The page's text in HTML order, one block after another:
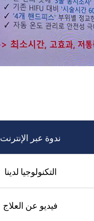
ندوة عبر الإنترنت
التكنولوجيا لدينا
فيديو عن العلاج